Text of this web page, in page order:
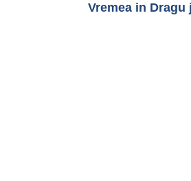
Vremea in